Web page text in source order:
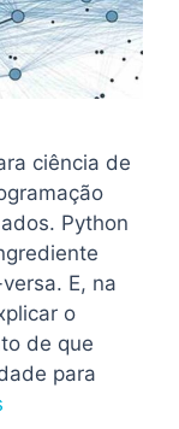
ciência de
Python
E, na
o
de que
para